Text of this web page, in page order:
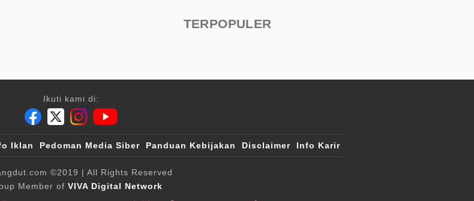
TERPOPULER
Ikuti kami di:
Iklan Pedoman Media Siber Panduan Kebijakan Disclaimer Info Karir
©2019 | All Rights Reserved
Member of VIVA Digital Network